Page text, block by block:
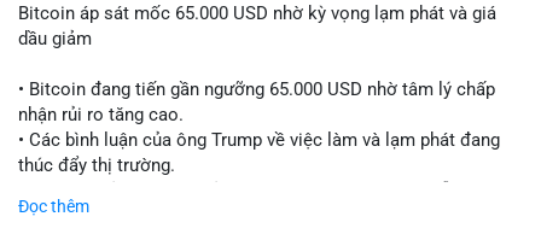
Bitcoin áp sát mốc 65.000 USD nhờ kỳ vọng lạm phát và giá
dầu giảm
• Bitcoin đang tiến gần ngưỡng 65.000 USD nhờ tâm lý chấp
nhận rủi ro tăng cao.
• Các bình luận của ông Trump về việc làm và lạm phát đang
thúc đẩy thị trường.
tăng của tài sản rủi ro.
Đọc thêm